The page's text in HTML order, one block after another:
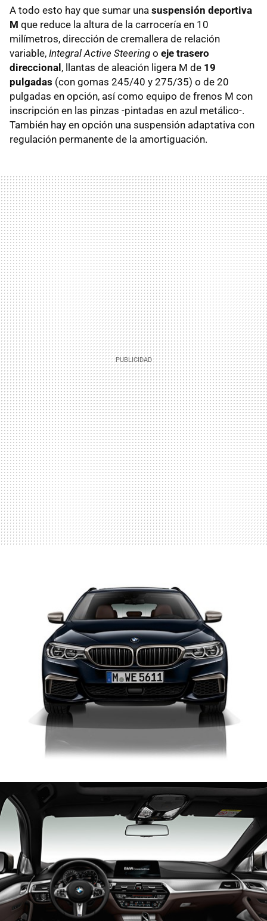
A todo esto hay que sumar una suspensión deportiva
M que reduce la altura de la carrocería en 10
milímetros, dirección de cremallera de relación
variable, Integral Active Steering o eje trasero
direccional, llantas de aleación ligera M de 19
pulgadas (con gomas 245/40 y 275/35) o de 20
pulgadas en opción, así como equipo de frenos M con
inscripción en las pinzas -pintadas en azul metálico-.
También hay en opción una suspensión adaptativa con
regulación permanente de la amortiguación.